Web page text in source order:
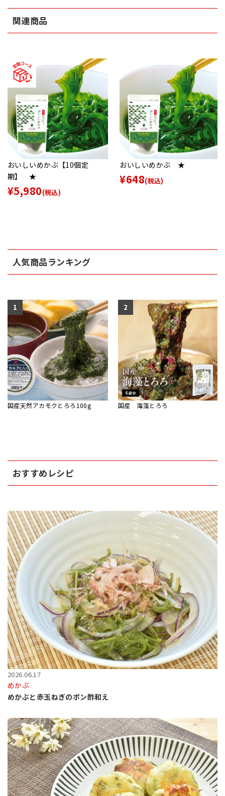
関連商品
おいしいめかぶ【10個定
期】 ★
¥5,980(税込)
おいしいめかぶ ★
¥648(税込)
人気商品ランキング
1
国産天然アカモクとろろ100g
2
国産 海藻とろろ
おすすめレシピ
2026.06.17
めかぶ
めかぶと赤玉ねぎのポン酢和え